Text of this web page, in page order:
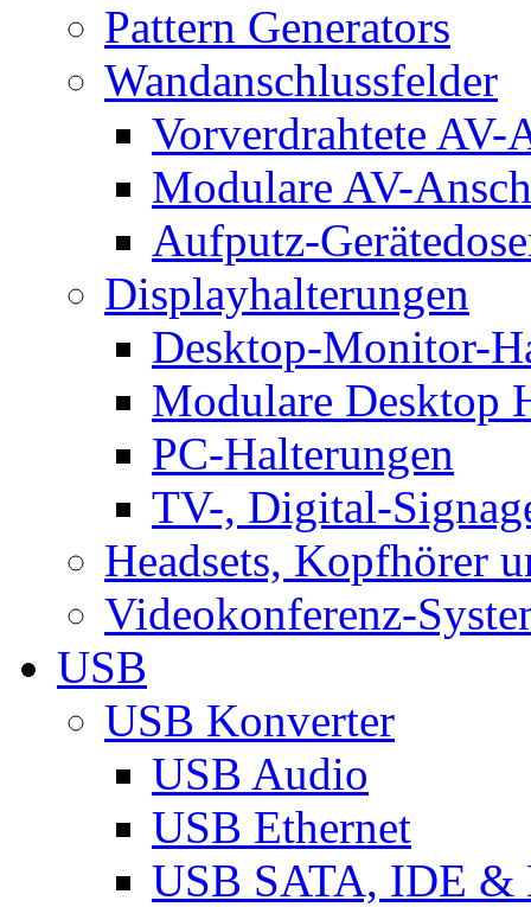
Pattern Generators
Wandanschlussfelder
Vorverdrahtete AV-
Modulare AV-
Aufputz-
Displayhalterungen
Desktop-Monitor-
Modulare Desktop
PC-Halterungen
TV-, Digital-
Headsets, Kopfhörer
Videokonferenz-
USB
USB Konverter
USB Audio
USB Ethernet
USB SATA, IDE &